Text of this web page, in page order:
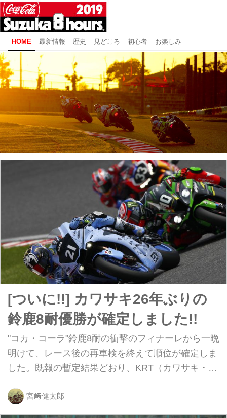
HOME 最新情報 歴史 見どころ 初心者 お楽しみ
[ついに!!] カワサキ26年ぶりの
鈴鹿8耐優勝が確定しました!!
"コカ・コーラ"鈴鹿8耐の衝撃のフィナーレから一晩
明けて、レース後の再車検を終えて順位が確定しま
した。既報の暫定結果どおり、KRT（カワサキ・レ
宮﨑健太郎